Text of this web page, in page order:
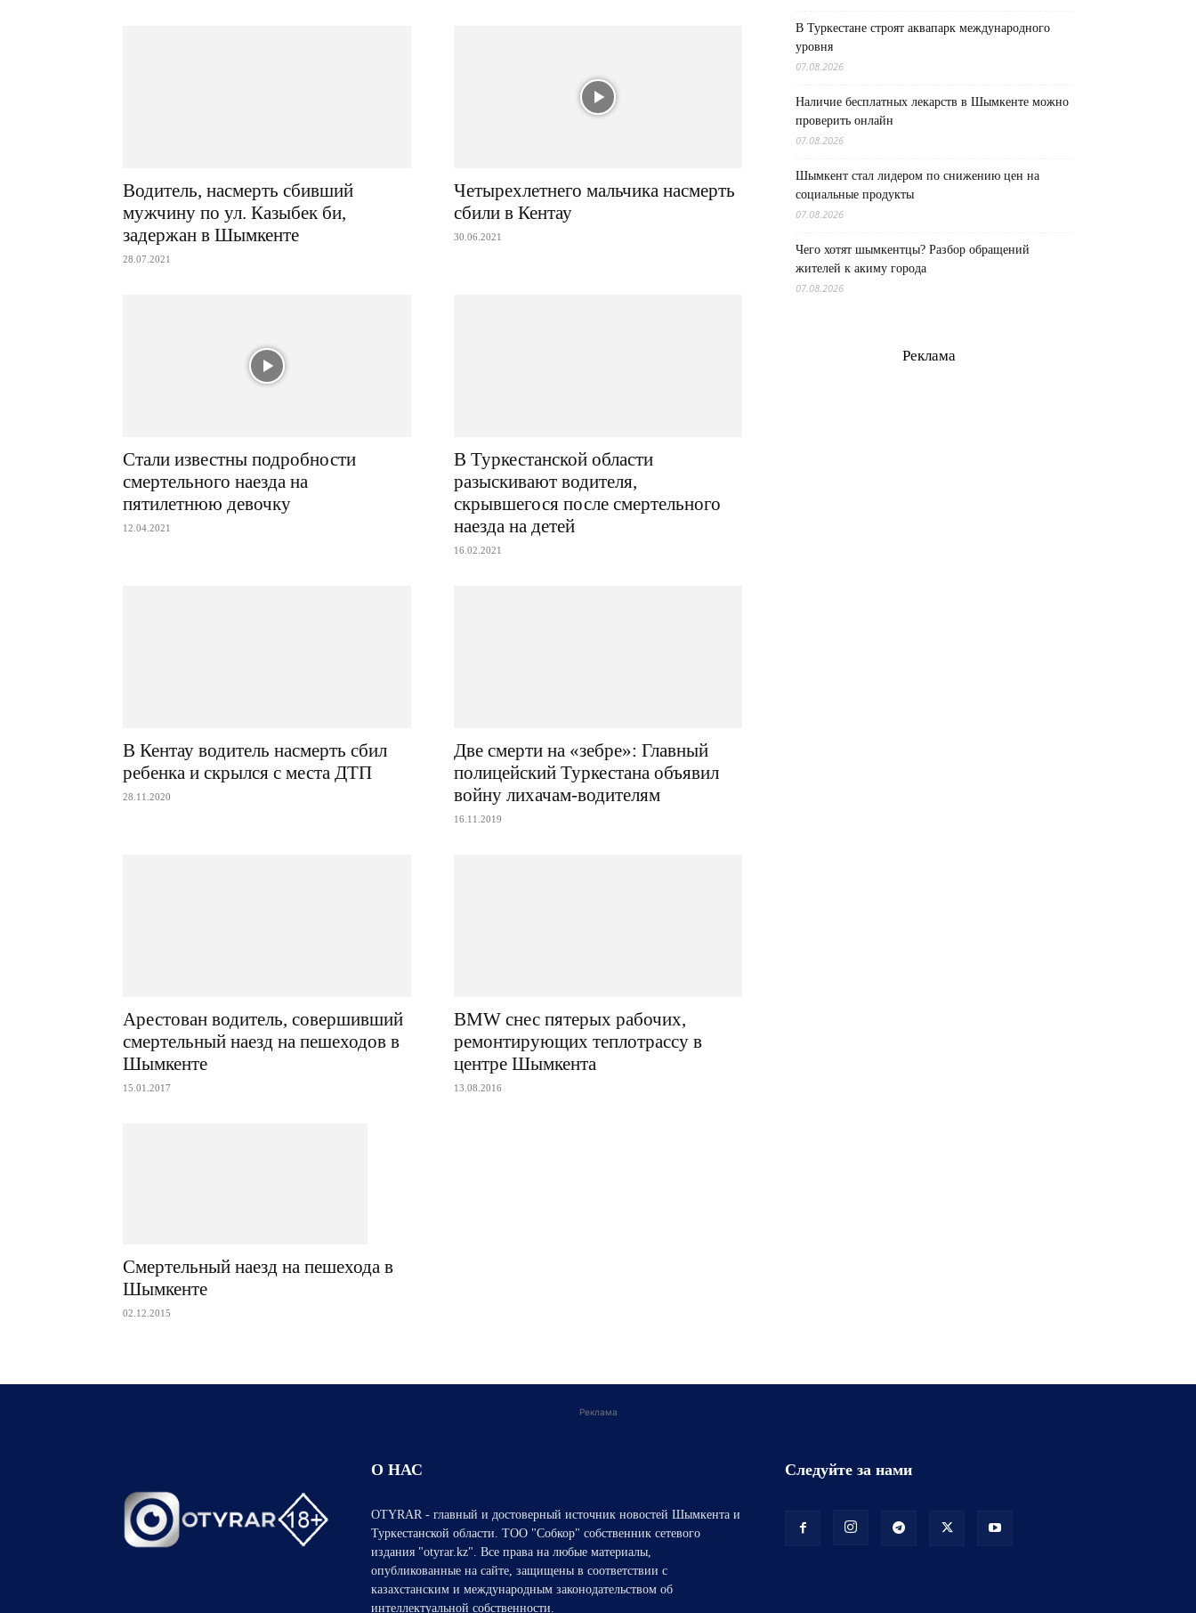
Водитель, насмерть сбивший
мужчину по ул. Казыбек би,
задержан в Шымкенте
28.07.2021
Четырехлетнего мальчика насмерть
сбили в Кентау
30.06.2021
Стали известны подробности
смертельного наезда на
пятилетнюю девочку
12.04.2021
В Туркестанской области
разыскивают водителя,
скрывшегося после смертельного
наезда на детей
16.02.2021
В Кентау водитель насмерть сбил
ребенка и скрылся с места ДТП
28.11.2020
Две смерти на «зебре»: Главный
полицейский Туркестана объявил
войну лихачам-водителям
16.11.2019
Арестован водитель, совершивший
смертельный наезд на пешеходов в
Шымкенте
15.01.2017
BMW снес пятерых рабочих,
ремонтирующих теплотрассу в
центре Шымкента
13.08.2016
Смертельный наезд на пешехода в
Шымкенте
02.12.2015
В Туркестане строят аквапарк международного
уровня
07.08.2026
Наличие бесплатных лекарств в Шымкенте можно
проверить онлайн
07.08.2026
Шымкент стал лидером по снижению цен на
социальные продукты
07.08.2026
Чего хотят шымкентцы? Разбор обращений
жителей к акиму города
07.08.2026
Реклама
Реклама
О НАС
OTYRAR - главный и достоверный источник новостей Шымкента и
Туркестанской области. ТОО "Собкор" собственник сетевого
издания "otyrar.kz". Все права на любые материалы,
опубликованные на сайте, защищены в соответствии с
казахстанским и международным законодательством об
интеллектуальной собственности.
Следуйте за нами